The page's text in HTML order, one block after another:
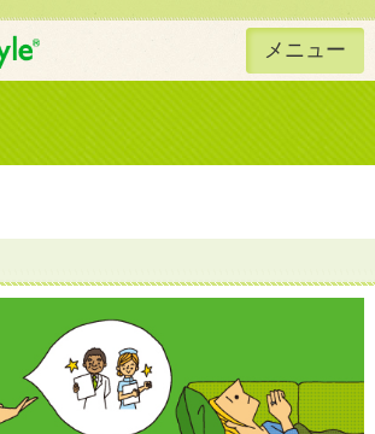
Gaba Style 無料で英語学習 メニュー